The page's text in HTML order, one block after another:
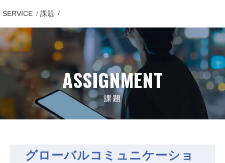
SERVICE 課題
ASSIGNMENT
課題
グローバルコミュニケーショ